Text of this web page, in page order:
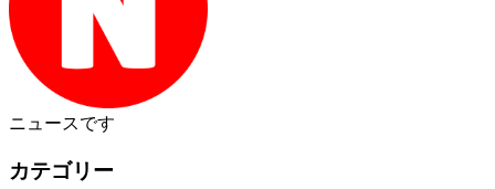
ニュースです
カテゴリー